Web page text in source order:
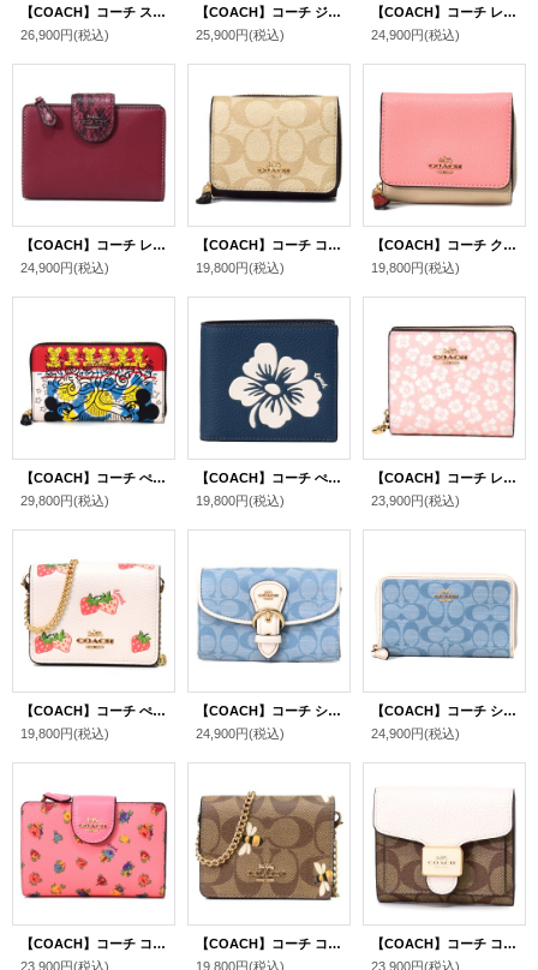
【COACH】コーチ スムースカーフレザー シグネチャー 型押し ミディアム ジップ アラウンド 二つ折り 財布 ブラック〔日本未発売〕
26,900円(税込)
【COACH】コーチ ジャガード ぺブルレザー シグネチャー デンプシー ストライプ ロゴ パッチ ラージ iPhone スマホ フォン ウォレット リストレット 財布 ワインマルチ〔日本未発売〕
25,900円(税込)
【COACH】コーチ レザー スネーク パイソン ミディアム コーナー ジップ ウォレット 二つ折り財布 アイボリーマルチ（日本未発売）
24,900円(税込)
【COACH】コーチ レザー スネーク パイソン ミディアム コーナー ジップ ウォレット 二つ折り財布 サンセットマルチ（日本未発売）
24,900円(税込)
【COACH】コーチ コーティングキャンバス レザー シグネチャー スモール トライフォールド ウォレット 三つ折り財布 ライトカーキ×ブラウンマルチ（日本未発売）
19,800円(税込)
【COACH】コーチ クロスグレインレザー カラーブロック ロゴ スモール トライフォールド ウォレット 三つ折り財布 キャンディピンクマルチ（日本未発売）
19,800円(税込)
【COACH】コーチ ぺブルレザー ディズニー コラボ ミッキー キース ヘリング ミディアム ジップ アラウンド 二つ折り 財布 ブラックマルチ〔日本未発売〕
29,800円(税込)
【COACH】コーチ ぺブルレザー アロハ フローラル プリント ID ビル 二つ折り財布 デニムマルチ（日本未発売）
19,800円(税込)
【COACH】コーチ レザー フローラル 花柄 スナップ ウォレット 二つ折り 財布 ピンクマルチカラー（日本未発売）
23,900円(税込)
【COACH】コーチ ぺブルレザー ストロベリー イチゴ 苺 いちご チェーン ストラップ付き 2way ミニ ウォレット 財布 チャークマルチ〔日本未発売〕
19,800円(税込)
【COACH】コーチ シャンブレー レザー シグネチャー クリオ ミディアム ウォレット 二つ折り財布 ライトデニム×チャーク（日本未発売）
24,900円(税込)
【COACH】コーチ シャンブレー レザー シグネチャー ミディアム ジップ アラウンド 二つ折り 財布 ライトデニム×チャーク〔日本未発売〕
24,900円(税込)
【COACH】コーチ コーティングキャンバス レザー 花柄 フラワー コーナー ジップ ウォレット 二つ折り財布 ピンクレモネードマルチ（日本未発売）
23,900円(税込)
【COACH】コーチ コーティングキャンバス レザー シグネチャー ハニービー 2way チェーン ストラップ付き ミニ ウォレット 財布 カーキマルチ〔日本未発売〕
19,800円(税込)
【COACH】コーチ コーティングキャンバス レザー シグネチャー スモール ウォレット 二つ折り財布 カーキ×チャーク〔日本未発売〕
23,900円(税込)